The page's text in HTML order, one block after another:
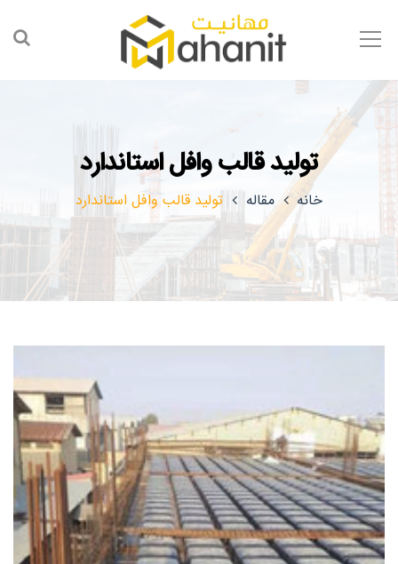
تولید قالب وافل استاندارد
خانه مقاله تولید قالب وافل استاندارد